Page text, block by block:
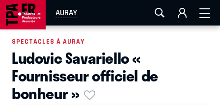
AURAY
AIX-MARSEILLE LA ROCHELLE
EN TOURNÉE
SPECTACLES À AURAY
Ludovic Savariello «
Fournisseur officiel de
bonheur »